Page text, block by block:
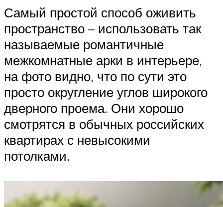
Самый простой способ оживить
пространство – использовать так
называемые романтичные
межкомнатные арки в интерьере,
на фото видно, что по сути это
просто округление углов широкого
дверного проема. Они хорошо
смотрятся в обычных российских
квартирах с невысокими
потолками.